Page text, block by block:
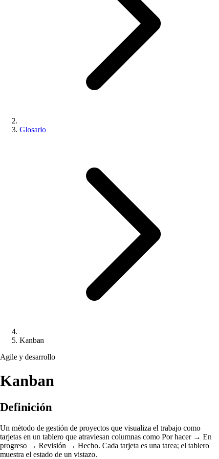
Glosario
Kanban
Agile y desarrollo
Kanban
Definición
Un método de gestión de proyectos que visualiza el trabajo como
tarjetas en un tablero que atraviesan columnas como Por hacer → En
progreso → Revisión → Hecho. Cada tarjeta es una tarea; el tablero
muestra el estado de un vistazo.